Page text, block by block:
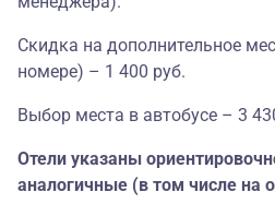
Скидка на дополнительное
номере) – 1 400 руб.
Выбор места в автобусе – 3
Отели указаны
аналогичные (в том числе на